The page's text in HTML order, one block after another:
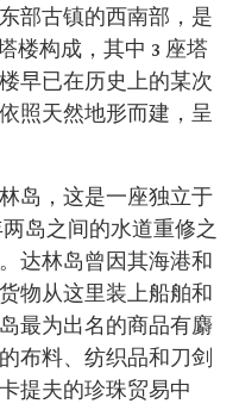
部古镇的西南部，是
楼构成，其中 3 座塔
早已在历史上的某次
照天然地形而建，呈
岛，这是一座独立于
岛之间的水道重修之
达林岛曾因其海港和
物从这里装上船舶和
最为出名的商品有麝
布料、纺织品和刀剑
提夫的珍珠贸易中